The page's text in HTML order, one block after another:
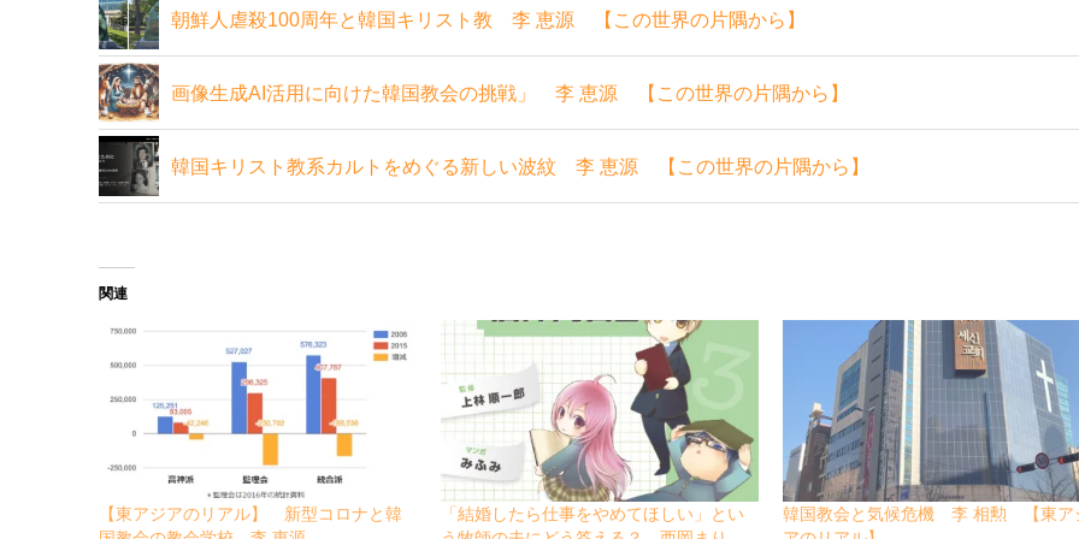
朝鮮人虐殺100周年と韓国キリスト教 李 恵源 【この世界の片隅から】
画像生成AI活用に向けた韓国教会の挑戦」 李 恵源 【この世界の片隅から】
韓国キリスト教系カルトをめぐる新しい波紋 李 恵源 【この世界の片隅から】
関連
【東アジアのリアル】 新型コロナと韓
「結婚したら仕事をやめてほしい」とい
韓国教会と気候危機 李 相勲 【東ア